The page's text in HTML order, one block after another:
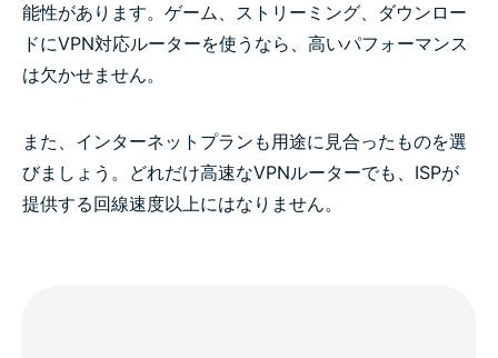
能性があります。ゲーム、ストリーミング、ダウンロー
ドにVPN対応ルーターを使うなら、高いパフォーマンス
は欠かせません。
また、インターネットプランも用途に見合ったものを選
びましょう。どれだけ高速なVPNルーターでも、ISPが
提供する回線速度以上にはなりません。